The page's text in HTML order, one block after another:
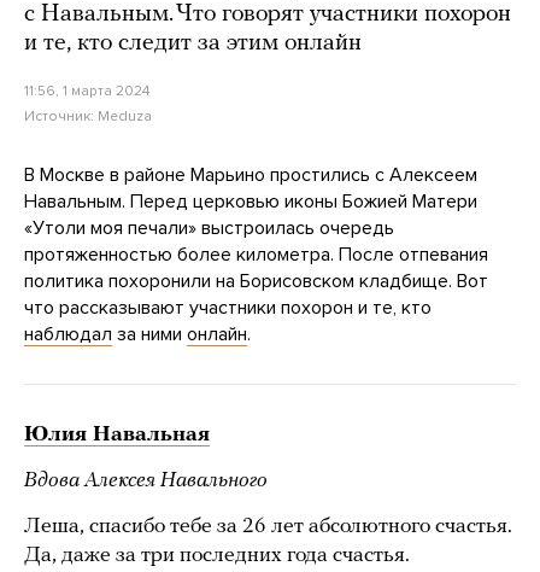
с Навальным. Что говорят участники похорон
и те, кто следит за этим онлайн
11:56, 1 марта 2024
Источник: Meduza
В Москве в районе Марьино простились с Алексеем
Навальным. Перед церковью иконы Божией Матери
«Утоли моя печали» выстроилась очередь
протяженностью более километра. После отпевания
политика похоронили на Борисовском кладбище. Вот
что рассказывают участники похорон и те, кто
наблюдал за ними онлайн.
Юлия Навальная
Вдова Алексея Навального
Леша, спасибо тебе за 26 лет абсолютного счастья.
Да, даже за три последних года счастья.